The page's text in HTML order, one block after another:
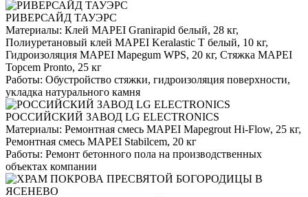
РИВЕРСАЙД ТАУЭРС
Материалы: Клей MAPEI Granirapid белый, 28 кг,
Полиуретановый клей MAPEI Keralastic T белый, 10 кг,
Гидроизоляция MAPEI Mapegum WPS, 20 кг, Стяжка MAPEI
Topcem Pronto, 25 кг
Работы: Обустройство стяжки, гидроизоляция поверхности,
укладка натурального камня
РОССИЙСКИЙ ЗАВОД LG ELECTRONICS
Материалы: Ремонтная смесь MAPEI Mapegrout Hi-Flow, 25 кг,
Ремонтная смесь MAPEI Stabilcem, 20 кг
Работы: Ремонт бетонного пола на производственных
объектах компании